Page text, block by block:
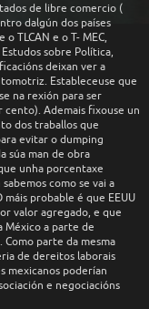
de libre comercio (
dalgún dos países
TLCAN e o T- MEC,
sobre Política,
deixan ver a
Estableceuse que
na rexión para ser
cento). Ademais fixouse un
dos traballos que
evitar o dumping
súa man de obra
unha porcentaxe
como se vai a
probable é que EEUU
valor agregado, e que
México a parte de
parte da mesma
de dereitos laborais
mexicanos poderían
e negociacións